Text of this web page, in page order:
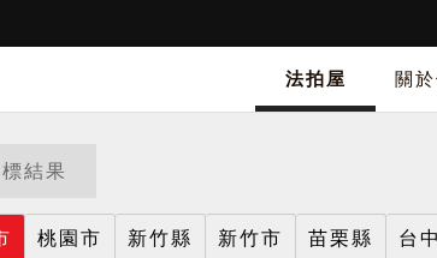
法拍屋 關
結果
桃園市 新竹縣 新竹市 苗栗縣 台